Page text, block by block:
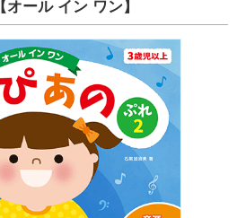
ール イン ワン】